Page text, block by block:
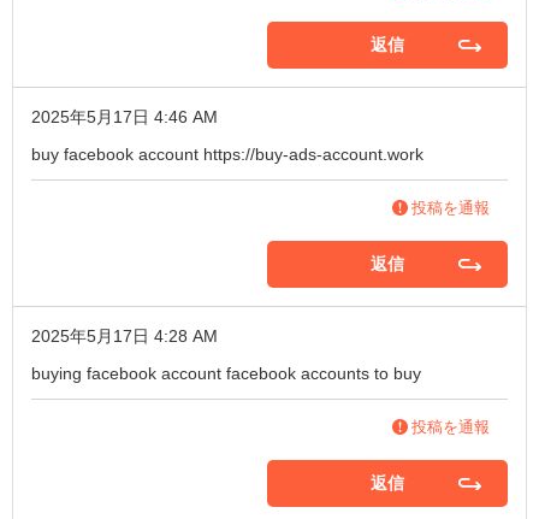
返信
2025年5月17日 4:46 AM
buy facebook account https://buy-ads-account.work
投稿を通報
返信
2025年5月17日 4:28 AM
buying facebook account facebook accounts to buy
投稿を通報
返信